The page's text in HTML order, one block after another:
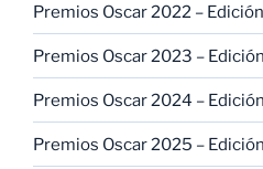
Premios Oscar 2022 –
Premios Oscar 2023 –
Premios Oscar 2024 –
Premios Oscar 2025 –